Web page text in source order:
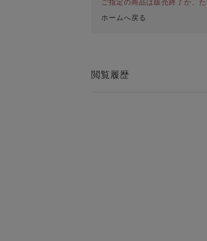
ご指定の商品は販売終了か、
ホームへ戻る
閲覧履歴